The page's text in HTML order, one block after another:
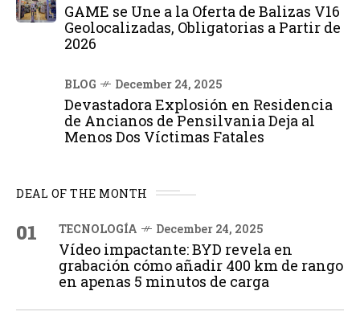
GAME se Une a la Oferta de Balizas V16
Geolocalizadas, Obligatorias a Partir de
2026
BLOG December 24, 2025
Devastadora Explosión en Residencia
de Ancianos de Pensilvania Deja al
Menos Dos Víctimas Fatales
DEAL OF THE MONTH
01 TECNOLOGÍA December 24, 2025
Vídeo impactante: BYD revela en
grabación cómo añadir 400 km de rango
en apenas 5 minutos de carga